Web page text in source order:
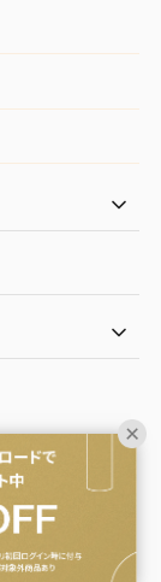
プ）